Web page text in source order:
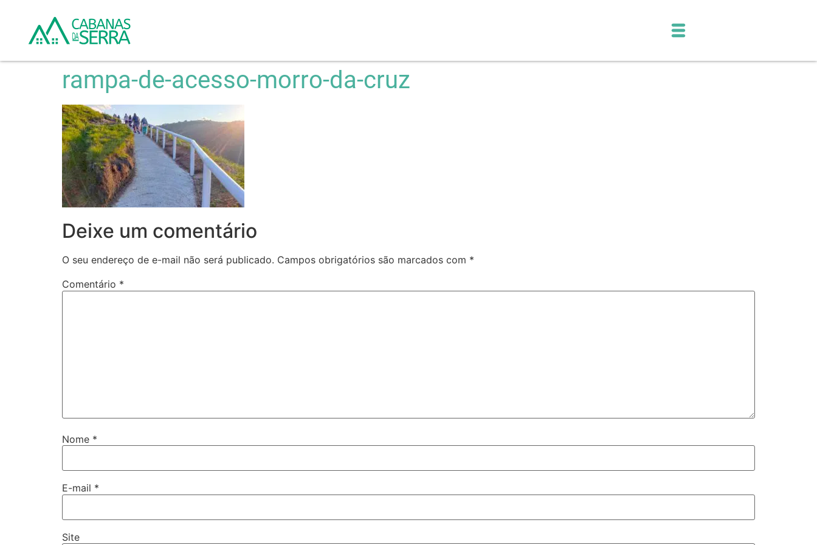
rampa-de-acesso-morro-da-cruz
Deixe um comentário
O seu endereço de e-mail não será publicado. Campos obrigatórios são marcados com *
Comentário *
Nome *
E-mail *
Site